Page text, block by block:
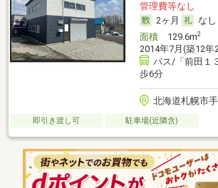
管理費等なし
2ヶ月
なし
面積129.6m2
2014年7月(築12年
バス/「前田１
歩6分
北海道札幌市
即引き渡し可 駐車場(近隣含)